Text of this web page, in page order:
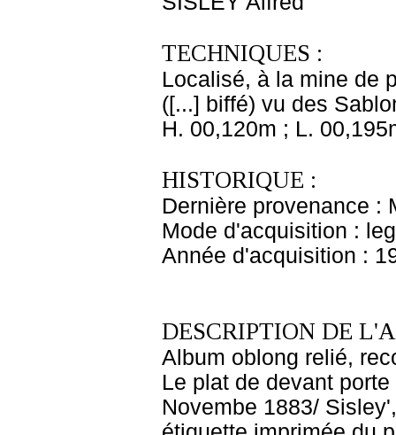
TECHNIQUES :
Localisé, à la mine de
([...] biffé) vu des
H. 00,120m ; L.
HISTORIQUE :
Dernière provenance :
Mode d'acquisition :
Année d'acquisition :
DESCRIPTION DE
Album oblong relié,
Le plat de devant
Novembe 1883/